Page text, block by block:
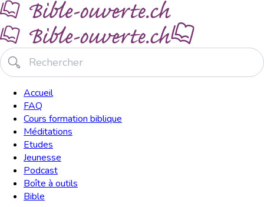
Accueil
FAQ
Cours formation biblique
Méditations
Etudes
Jeunesse
Podcast
Boîte à outils
Bible